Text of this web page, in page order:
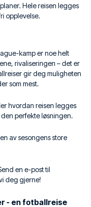
Hele reisen legges
opplevelse.
kamp er noe helt
rivaliseringen – det er
gir deg muligheten
som mest.
hvordan reisen legges
perfekte løsningen.
av sesongens store
en e-post til
deg gjerne!
- en fotballreise